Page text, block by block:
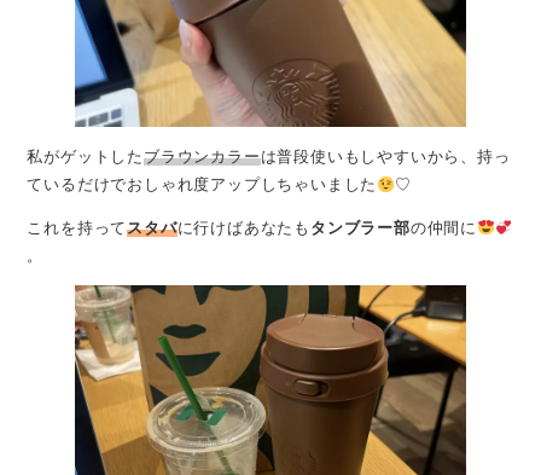
私がゲットしたブラウンカラーは普段使いもしやすいから、持っ
ているだけでおしゃれ度アップしちゃいました
♡
これを持ってスタバに行けばあなたも タンブラー部の仲間に
。